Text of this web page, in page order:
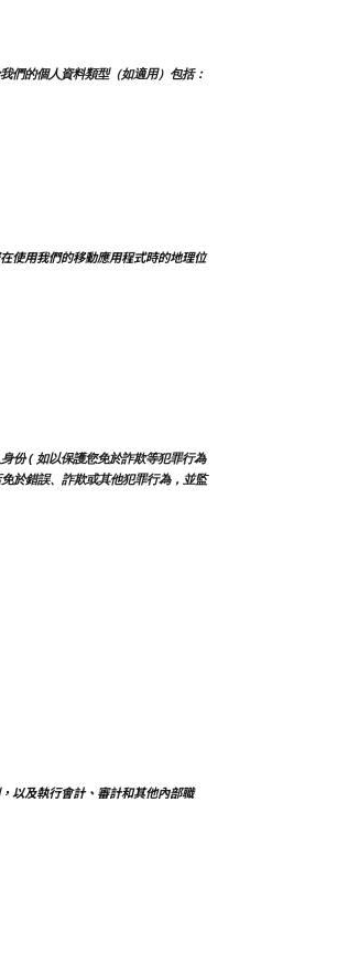
們的個人資料類型（如適用）包括：
使用我們的移動應用程式時的地理位
份 ( 如以保護您免於詐欺等犯罪行為
於錯誤、詐欺或其他犯罪行為，並監
以及執行會計、審計和其他內部職